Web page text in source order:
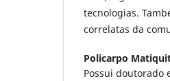
tecnologias.
correlatas da
Policarpo
Possui doutorado